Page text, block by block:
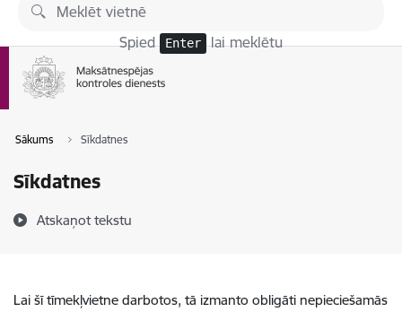
Pāriet uz lapas saturu
Spied Enter lai meklētu
Sākums Sīkdatnes
Sīkdatnes
Atskaņot tekstu
Lai šī tīmekļvietne darbotos, tā izmanto obligāti nepieciešamās